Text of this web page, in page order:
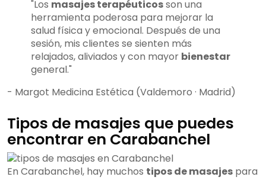
"Los masajes terapéuticosson una
herramienta poderosa para mejorar la
salud física y emocional. Después de una
sesión, mis clientes se sienten más
relajados, aliviados y con mayor bienestar
general."
- Margot Medicina Estética (Valdemoro · Madrid)
Tipos de masajes que puedes
encontrar en Carabanchel
En Carabanchel, hay muchos tipos de masajes para